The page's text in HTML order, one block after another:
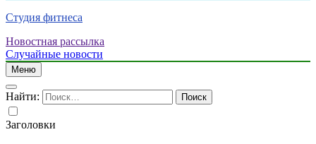
Студия фитнеса
Новостная рассылка
Случайные новости
Меню
Найти:
Заголовки